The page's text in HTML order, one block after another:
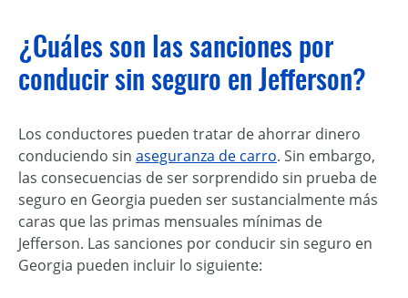
¿Cuáles son las sanciones por
conducir sin seguro en Jefferson?
Los conductores pueden tratar de ahorrar dinero
conduciendo sin aseguranza de carro. Sin embargo,
las consecuencias de ser sorprendido sin prueba de
seguro en Georgia pueden ser sustancialmente más
caras que las primas mensuales mínimas de
Jefferson. Las sanciones por conducir sin seguro en
Georgia pueden incluir lo siguiente: